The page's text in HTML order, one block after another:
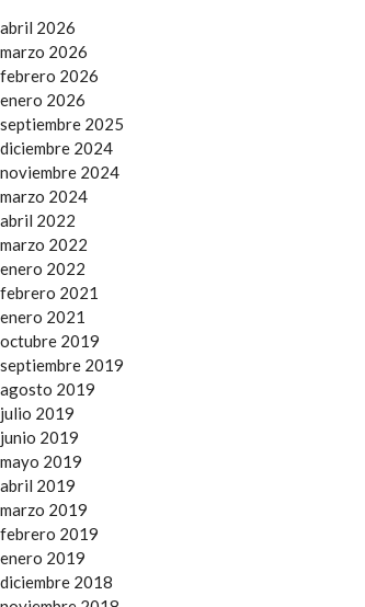
abril 2026
marzo 2026
febrero 2026
enero 2026
septiembre 2025
diciembre 2024
noviembre 2024
marzo 2024
abril 2022
marzo 2022
enero 2022
febrero 2021
enero 2021
octubre 2019
septiembre 2019
agosto 2019
julio 2019
junio 2019
mayo 2019
abril 2019
marzo 2019
febrero 2019
enero 2019
diciembre 2018